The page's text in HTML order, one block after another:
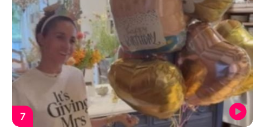
7